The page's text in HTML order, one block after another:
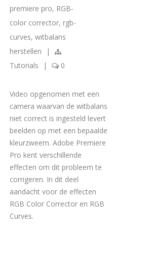
premiere pro, RGB-
color corrector, rgb-
curves, witbalans
herstellen
|
Tutorials
| 0
Video opgenomen met een
camera waarvan de witbalans
niet correct is ingesteld levert
beelden op met een bepaalde
kleurzweem. Adobe Premiere
Pro kent verschillende
effecten om dit probleem te
corrigeren. In dit deel
aandacht voor de effecten
RGB Color Corrector en RGB
Curves.